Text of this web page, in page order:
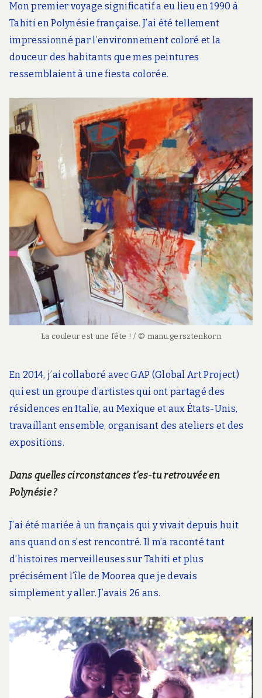
Mon premier voyage significatif a eu lieu en 1990 à
Tahiti en Polynésie française. J’ai été tellement
impressionné par l’environnement coloré et la
douceur des habitants que mes peintures
ressemblaient à une fiesta colorée.
La couleur est une fête ! / © manu.gersztenkorn
En 2014, j’ai collaboré avec GAP (Global Art Project)
qui est un groupe d’artistes qui ont partagé des
résidences en Italie, au Mexique et aux États-Unis,
travaillant ensemble, organisant des ateliers et des
expositions.
Dans quelles circonstances t’es-tu retrouvée en
Polynésie ?
J’ai été mariée à un français qui y vivait depuis huit
ans quand on s’est rencontré. Il m’a raconté tant
d’histoires merveilleuses sur Tahiti et plus
précisément l’île de Moorea que je devais
simplement y aller. J’avais 26 ans.